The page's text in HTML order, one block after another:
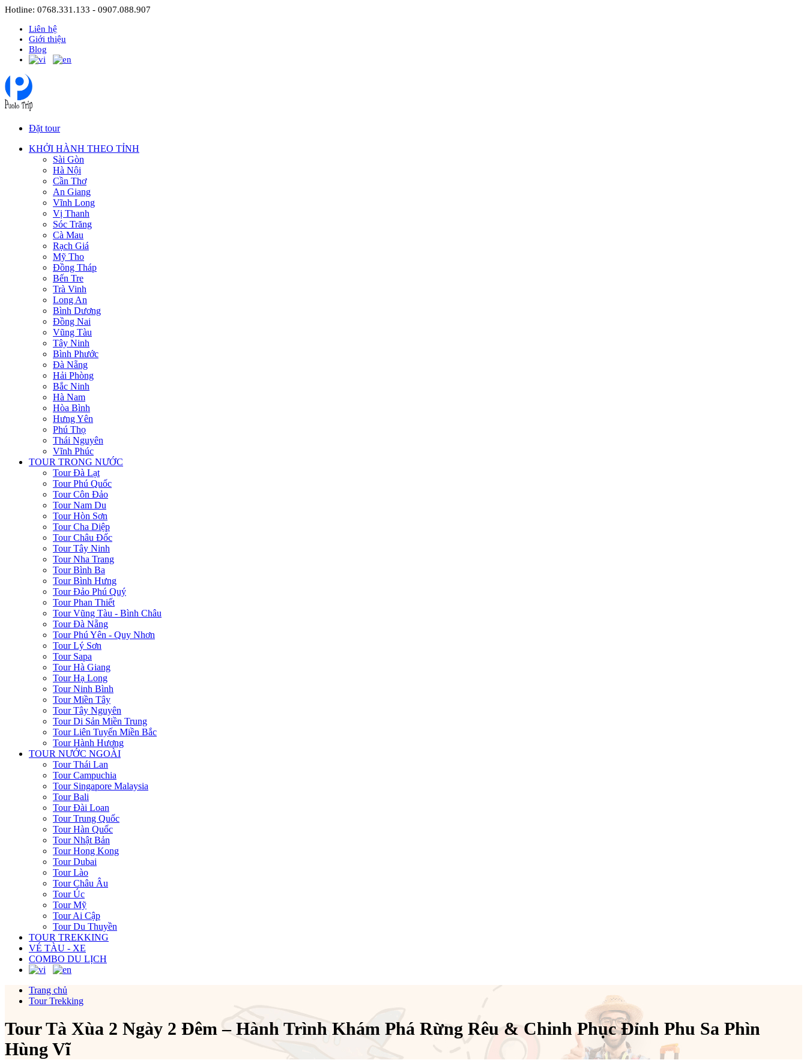
Hotline: 0768.331.133 - 0907.088.907
Liên hệ
Giới thiệu
Blog
Đặt tour
KHỞI HÀNH THEO TỈNH
Sài Gòn
Hà Nội
Cần Thơ
An Giang
Vĩnh Long
Vị Thanh
Sóc Trăng
Cà Mau
Rạch Giá
Mỹ Tho
Đồng Tháp
Bến Tre
Trà Vinh
Long An
Bình Dương
Đồng Nai
Vũng Tàu
Tây Ninh
Bình Phước
Đà Nẵng
Hải Phòng
Bắc Ninh
Hà Nam
Hòa Bình
Hưng Yên
Phú Thọ
Thái Nguyên
Vĩnh Phúc
TOUR TRONG NƯỚC
Tour Đà Lạt
Tour Phú Quốc
Tour Côn Đảo
Tour Nam Du
Tour Hòn Sơn
Tour Cha Diệp
Tour Châu Đốc
Tour Tây Ninh
Tour Nha Trang
Tour Bình Ba
Tour Bình Hưng
Tour Đảo Phú Quý
Tour Phan Thiết
Tour Vũng Tàu - Bình Châu
Tour Đà Nẵng
Tour Phú Yên - Quy Nhơn
Tour Lý Sơn
Tour Sapa
Tour Hà Giang
Tour Hạ Long
Tour Ninh Bình
Tour Miền Tây
Tour Tây Nguyên
Tour Di Sản Miền Trung
Tour Liên Tuyến Miền Bắc
Tour Hành Hương
TOUR NƯỚC NGOÀI
Tour Thái Lan
Tour Campuchia
Tour Singapore Malaysia
Tour Bali
Tour Đài Loan
Tour Trung Quốc
Tour Hàn Quốc
Tour Nhật Bản
Tour Hong Kong
Tour Dubai
Tour Lào
Tour Châu Âu
Tour Úc
Tour Mỹ
Tour Ai Cập
Tour Du Thuyền
TOUR TREKKING
VÉ TÀU - XE
COMBO DU LỊCH
Trang chủ
Tour Trekking
Tour Tà Xùa 2 Ngày 2 Đêm – Hành Trình Khám Phá Rừng Rêu & Chinh Phục Đỉnh Phu Sa Phìn
Hùng Vĩ